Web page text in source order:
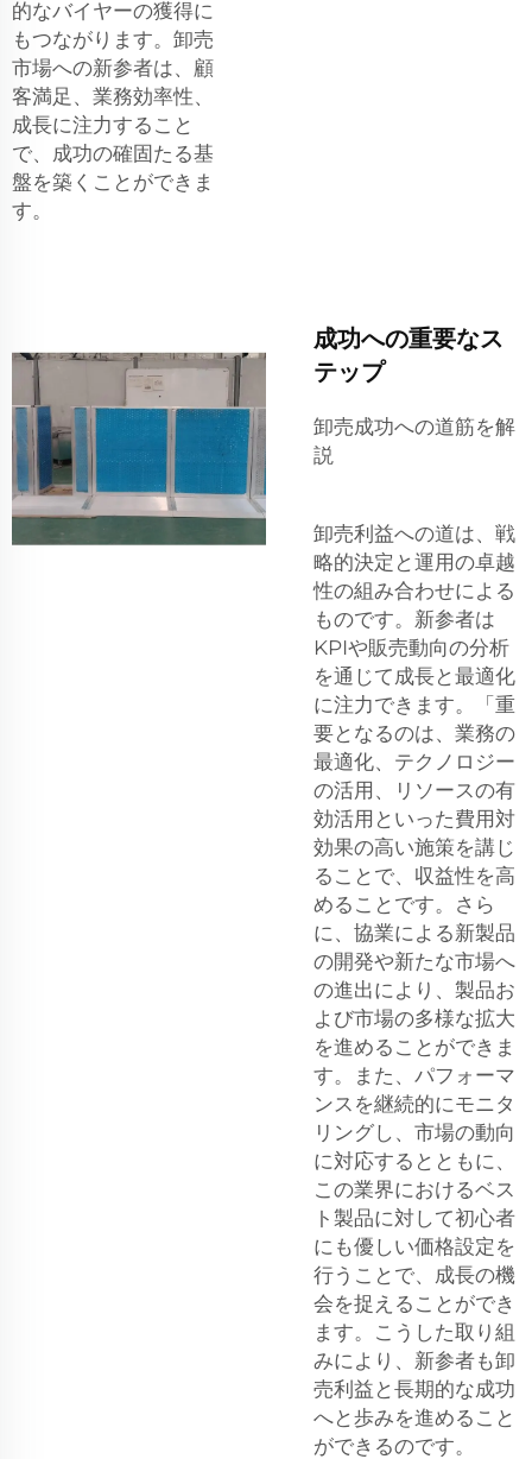
的なバイヤーの獲得に
もつながります。卸売
市場への新参者は、顧
客満足、業務効率性、
成長に注力すること
で、成功の確固たる基
盤を築くことができま
す。
成功への重要なス
テップ
卸売成功への道筋を解
説
卸売利益への道は、戦
略的決定と運用の卓越
性の組み合わせによる
ものです。新参者は
KPIや販売動向の分析
を通じて成長と最適化
に注力できます。「重
要となるのは、業務の
最適化、テクノロジー
の活用、リソースの有
効活用といった費用対
効果の高い施策を講じ
ることで、収益性を高
めることです。さら
に、協業による新製品
の開発や新たな市場へ
の進出により、製品お
よび市場の多様な拡大
を進めることができま
す。また、パフォーマ
ンスを継続的にモニタ
リングし、市場の動向
に対応するとともに、
この業界におけるベス
ト製品に対して初心者
にも優しい価格設定を
行うことで、成長の機
会を捉えることができ
ます。こうした取り組
みにより、新参者も卸
売利益と長期的な成功
へと歩みを進めること
ができるのです。